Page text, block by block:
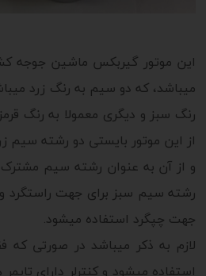
میباشد، که دو سیم به رنگ زرد
رنگ سبز و دیگری معمولا به رنگ
از این موتور بایستی دو رشته سیم
و از آن به عنوان رشته سیم مشترک
رشته سیم سبز برای جهت راستگرد
جهت چپگرد استفاده میشود.
لازم به ذکر میباشد در صورتی
استفاده میشود و کنترلر دارای